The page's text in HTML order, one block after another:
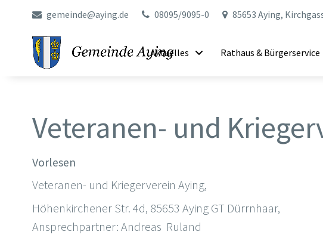
gemeinde@aying.de 08095/9095-0 85653 Aying,
Aktuelles Rathaus & Bürgerservice
Veteranen- und
Vorlesen
Veteranen- und Kriegerverein Aying,
Höhenkirchener Str. 4d, 85653 Aying GT Dürrnhaar,
Ansprechpartner: Andreas Ruland